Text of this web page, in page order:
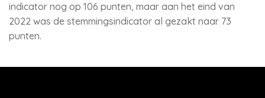
indicator nog op 106 punten, maar aan het eind van
2022 was de stemmingsindicator al gezakt naar 73
punten.